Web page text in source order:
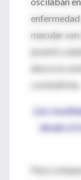
macular
juvenil y
ahora no
combatirlas.
Los
desde el
Para